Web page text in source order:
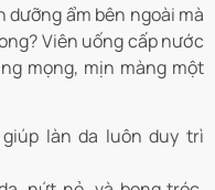
dưỡng ẩm bên ngoài mà
Viên uống cấp nước
mọng, mịn màng một
làn da luôn duy trì